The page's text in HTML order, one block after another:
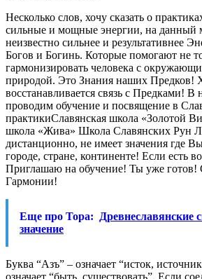
Несколько слов, хочу сказать о
сильные и мощные энергии, на данный
неизвестно сильнее и результативнее
Богов и Богинь. Которые помогают не
гармонизировать человека с
природой. Это Знания наших Предков!
восстанавливается связь с Предками!
проводим обучение и посвящение в
практикиСлавянская школа «Золотой
школа «Жива» Школа Славянских Рун
дистанционно, не имеет значения где
городе, стране, континенте! Если есть
Приглашаю на обучение! Ты уже готов!
Гармонии!
Еще про Тора:
Древнеславянские
значение
Буква “Азъ” – означает “исток,
означает “быть, существовать”. Если